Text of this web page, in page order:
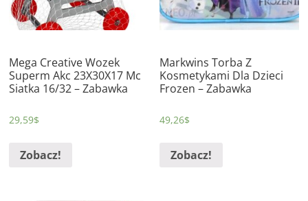
Mega Creative Wozek
Superm Akc 23X30X17 Mc
Siatka 16/32 – Zabawka
29,59$
Zobacz!
Markwins Torba Z
Kosmetykami Dla Dzieci
Frozen – Zabawka
49,26$
Zobacz!